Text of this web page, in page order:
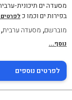
מסעדה ים תיכונית-
בפירות ים וכמו כ
מוברשם, מסעדה ערבית,
נוסף...
לפרטים נוספים